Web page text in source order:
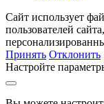
Сайт использует
пользователей
Принять Отклонить
Настройте